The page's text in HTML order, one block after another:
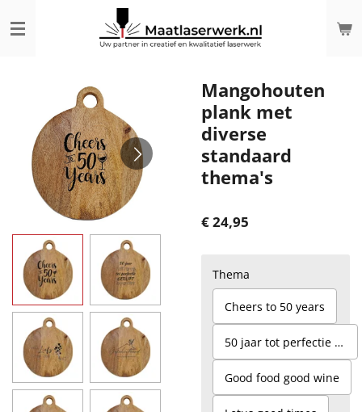
direct
Mangohouten
plank met
diverse
standaard
thema's
€ 24,95
Thema
Cheers to 50 years
50 jaar tot perfectie gerijpt
Good food good wine